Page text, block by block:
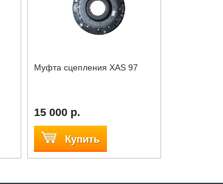
Муфта сцепления XAS 97
15 000 р.
Купить